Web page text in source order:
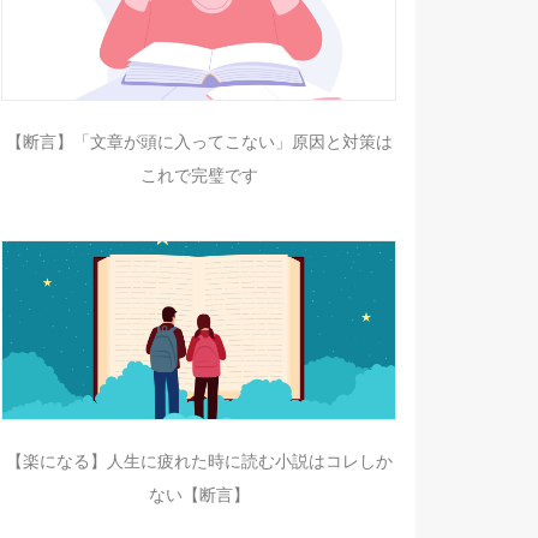
【断言】「文章が頭に入ってこない」原因と対策は
これで完璧です
【楽になる】人生に疲れた時に読む小説はコレしか
ない【断言】